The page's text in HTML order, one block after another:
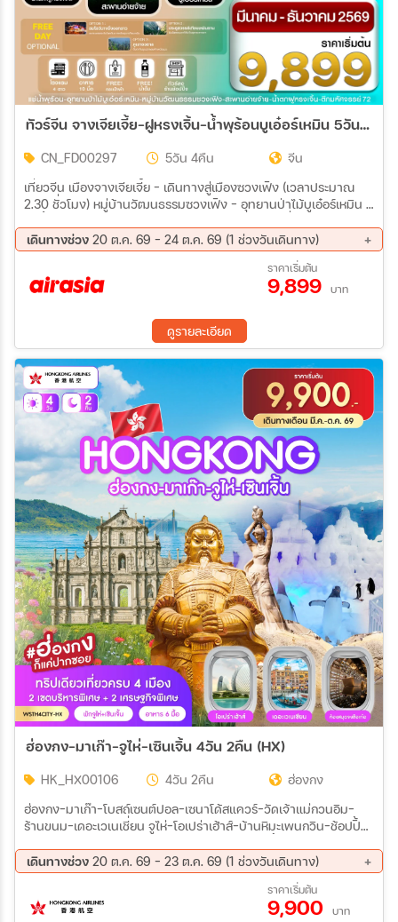
ทัวร์จีน จางเจียเจี้ย-ฝูหรงเจิ้น-น้ำพุร้อนบูเอ๋อร์เหมิน 5วัน 4คืน (FD)
CN_FD00297 5วัน 4คืน
จีน
เที่ยวจีน เมืองจางเจียเจี้ย – เดินทางสู่เมืองซวงเฟิง (เวลาประมาณ
2.30 ชั่วโมง) หมู่บ้านวัฒนธรรมซวงเฟิง – อุทยานป่าไม้บูเอ๋อร์เหมิน –
แต่ต้องใส่ชุดว่ายน้ำเท่านั้น) - เข้าโรงแรมที่พักโรงแรมที่พัก Wanma
Guichao Yongshun Starry Sky Hotel หรือเทียบเท่า ชมบรรยากาศ
พระอาทิตย์ขึ้นที่รีสอร์ทที่พัก - เดินทางชมทิวทัศน์สะพานอ่ายจ้าย
Aizhai Bridge (รวมลิฟต์แก้วหน้าผาไปกลับ) – อิสระเดินระเบียงกระจก
เมือง+ล่องเรือ1ขา) – ชมวิวกลางคืนเมืองโบราณฝูหรงเจิ้น -อิสระถนน
คนเดินฝูหรงเจิ้น - เข้าโรงแรมที่พัก
เดินทางช่วง 20 ต.ค. 69 - 24 ต.ค. 69 (1 ช่วงวันเดินทาง)
ราคาเริ่มต้น
9,899 บาท
ดูรายละเอียด
ฮ่องกง-มาเก๊า-จูไห่-เซินเจิ้น 4วัน 2คืน (HX)
HK_HX00106 4วัน 2คืน
ฮ่องกง
ฮ่องกง-มาเก๊า-โบสถ์เซนต์ปอล-เซนาโด้สแควร์-วัดเจ้าแม่กวนอิม-
ร้านขนม-เดอะเวเนเชี่ยน จูไห่-โอเปร่าเฮ้าส์-บ้านหิมะเพนกวิน-ช้อปปิ้ง
ร้านหยก-Zhonghuge-Oh Bay-ร้านหยก-ตึกผิงอัน-Co Co Park
ฮ่องกง-เจ้าแม่กวนอิมฮองฮำ-ร้านจิวเวลรี่-วัดแชกงหมิว-ช้อปปิ้งถนน
เดินทางช่วง 20 ต.ค. 69 - 23 ต.ค. 69 (1 ช่วงวันเดินทาง)
ราคาเริ่มต้น
9,900 บาท